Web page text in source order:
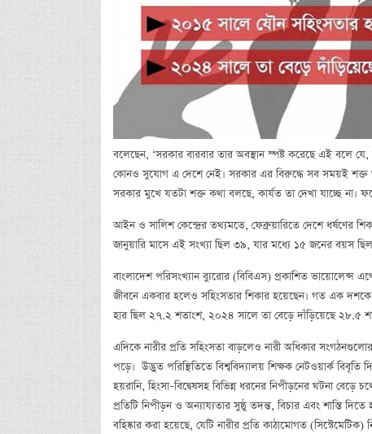
বলেছেন, ‘সরকার বারবার তার অবস্থান স্পষ্ট করেছে এই বলে
কোনও সুযোগ এ দেশে নেই। সরকার এর বিরুদ্ধে সব সময়ই শক্ত
সরকার মুখে যতটা শক্ত কথা বলছে, কার্যত তা দেখা যাচ্ছে না।
আইন ও সালিশ কেন্দ্রের তথ্যমতে, ফেব্রুয়ারিতে দেশে
জানুয়ারি মাসে এই সংখ্যা ছিল ৩৯, যার মধ্যে ১৫ জনের বয়স
বাংলাদেশ পরিসংখ্যান ব্যুরোর (বিবিএস) প্রকাশিত ভায়োলেন্স
জীবনে একবার হলেও সহিংসতার শিকার হয়েছেন। গত এক
হার ছিল ২৭.২ শতাংশ, ২০২৪ সালে তা বেড়ে দাঁড়িয়েছে ২৮.৫
এদিকে নারীর প্রতি সহিংসতা বাড়লেও নারী অধিকার
পড়ে। উদ্ভুত পরিস্থিতিতে বিশ্ববিদ্যালয় শিক্ষক নেটওয়ার্ক বিবৃতি
হয়রানি, হিংসা–বিদ্বেষসহ বিভিন্ন ধরনের নিপীড়নের ঘটনা বেড়ে
প্রতিটি নিপীড়ন ও অন্যায্যতার সুষ্ঠু তদন্ত, বিচার এবং শাস্তি দিতে
বহিষ্কার করা হয়েছে, যেটি নারীর প্রতি কাঠামোগত